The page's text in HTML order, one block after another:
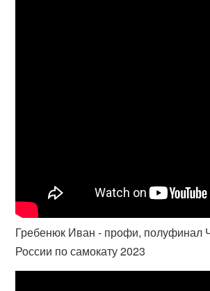
Гребенюк Иван - профи,
России по самокату 2023